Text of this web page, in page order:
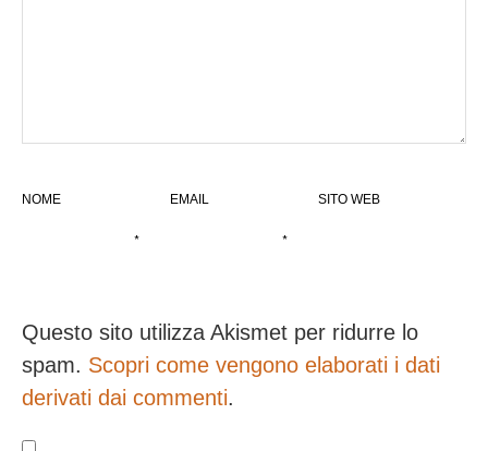
NOME
*
EMAIL
*
SITO WEB
Questo sito utilizza Akismet per ridurre lo
spam. Scopri come vengono elaborati i dati
derivati dai commenti.